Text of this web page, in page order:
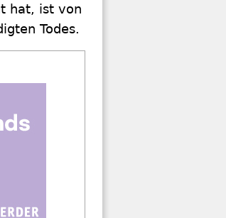
hat, ist von
Todes.